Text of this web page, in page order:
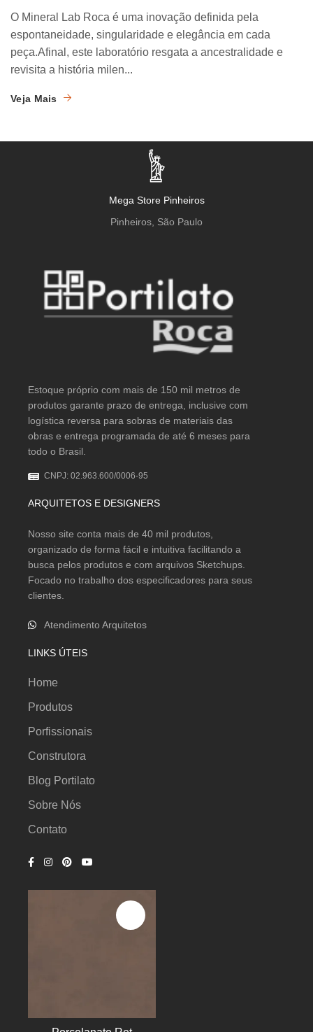
O Mineral Lab Roca é uma inovação definida pela
espontaneidade, singularidade e elegância em cada
peça.Afinal, este laboratório resgata a ancestralidade e
revisita a história milen...
Veja Mais
Mega Store Pinheiros
Pinheiros, São Paulo
Estoque próprio com mais de 150 mil metros de
produtos garante prazo de entrega, inclusive com
logística reversa para sobras de materiais das
obras e entrega programada de até 6 meses para
todo o Brasil.
CNPJ: 02.963.600/0006-95
ARQUITETOS E DESIGNERS
Nosso site conta mais de 40 mil produtos,
organizado de forma fácil e intuitiva facilitando a
busca pelos produtos e com arquivos Sketchups.
Focado no trabalho dos especificadores para seus
clientes.
Atendimento Arquitetos
LINKS ÚTEIS
Home
Produtos
Porfissionais
Construtora
Blog Portilato
Sobre Nós
Contato